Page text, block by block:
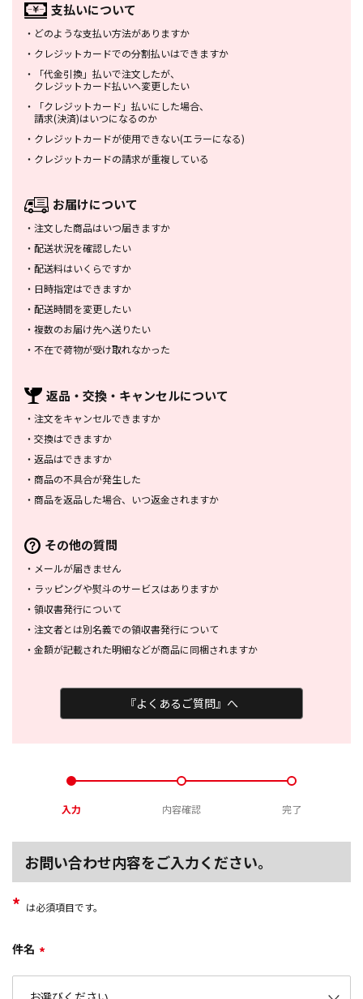
支払いについて
・ どのような支払い方法がありますか
・ クレジットカードでの分割払いはできますか
・
「代金引換」払いで注文したが、
クレジットカード払いへ変更したい
・
「クレジットカード」払いにした場合、
請求(決済)はいつになるのか
・ クレジットカードが使用できない(エラーになる)
・ クレジットカードの請求が重複している
お届けについて
・ 注文した商品はいつ届きますか
・ 配送状況を確認したい
・ 配送料はいくらですか
・ 日時指定はできますか
・ 配送時間を変更したい
・ 複数のお届け先へ送りたい
・ 不在で荷物が受け取れなかった
返品・交換・ キャンセルについて
・ 注文をキャンセルできますか
・ 交換はできますか
・ 返品はできますか
・ 商品の不具合が発生した
・ 商品を返品した場合、 いつ返金されますか
その他の質問
・ メールが届きません
・ ラッピングや熨斗のサービスはありますか
・ 領収書発行について
・ 注文者とは別名義での領収書発行について
・ 金額が記載された明細などが商品に同梱されますか
『よくあるご質問』へ
入力 内容確認 完了
お問い合わせ内容をご入力ください。
* は必須項目です。
件名 *